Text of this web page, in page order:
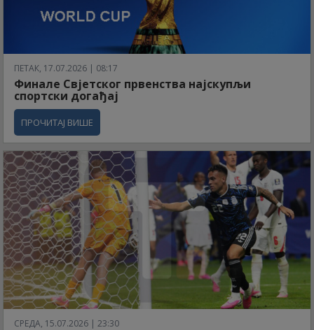
ПЕТАК, 17.07.2026 | 08:17
Финале Свјетског првенства најскупљи
спортски догађај
ПРОЧИТАЈ ВИШЕ
СРЕДА, 15.07.2026 | 23:30